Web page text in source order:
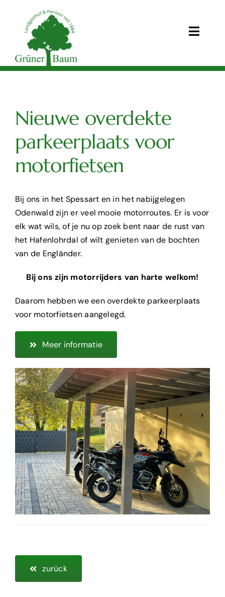
content
Toggle
Startseite
News
Lopende acties
Restaurant
Kamers
Partyservice
Contact
Nieuwe overdekte
parkeerplaats voor
motorfietsen
Bij ons in het Spessart en in het nabijgelegen
Odenwald zijn er veel mooie motorroutes. Er is voor
elk wat wils, of je nu op zoek bent naar de rust van
het Hafenlohrdal of wilt genieten van de bochten
van de Engländer.
Bij ons zijn motorrijders van harte welkom!
Daarom hebben we een overdekte parkeerplaats
voor motorfietsen aangelegd.
Meer informatie
zurück